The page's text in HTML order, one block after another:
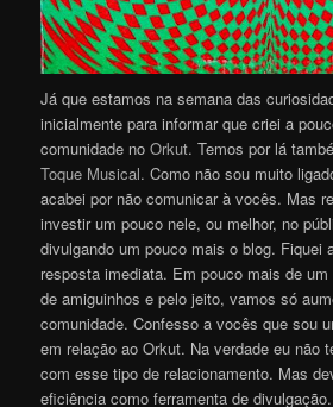
Já que estamos na semana das
inicialmente para informar que criei a
comunidade noOrkut. Temos por lá
Toque Musical. Como não sou muito
acabei por não comunicar à vocês. Mas
investir um pouco nele, ou melhor, no
divulgando um pouco mais o blog. Fiquei
resposta imediata. Em pouco mais de
de amiguinhos e pelo jeito, vamos só
comunidade. Confesso a vocês que sou
em relação ao Orkut. Na verdade eu não
com esse tipo de relacionamento. Mas
eficiência como ferramenta de